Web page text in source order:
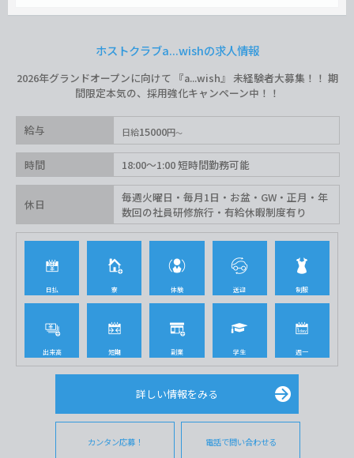
ホストクラブa...wishの求人情報
2026年グランドオープンに向けて 『a...wish』 未経験者大募集！！ 期
間限定本気の、採用強化キャンペーン中！！
給与 日給15000円
時間 18:00〜1:00 短時間勤務可能
休日
毎週火曜日・毎月1日・お盆・GW・正月・年
数回の社員研修旅行・有給休暇制度有り
日払 寮 体験 送迎 制服
出来高 短期 副業 学生 週一
詳しい情報をみる
カンタン応募！ 電話で問い合わせる